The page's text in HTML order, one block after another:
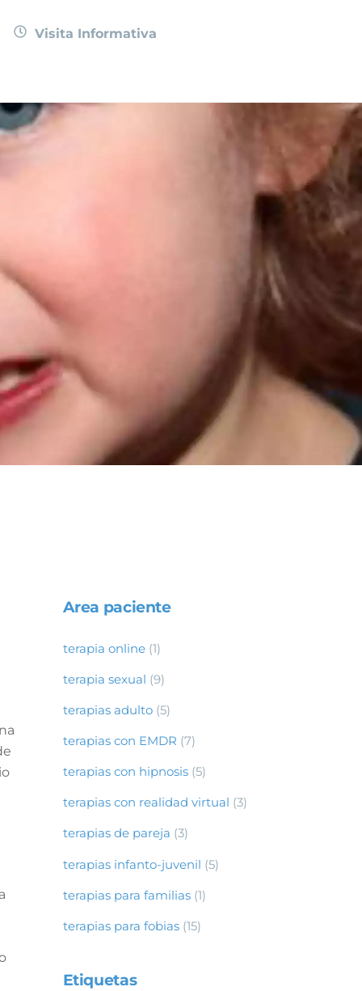
Visita Informativa
Area paciente
terapia online(1)
terapia sexual (9)
terapias adulto(5)
terapias con EMDR (7)
terapias con hipnosis(5)
terapias con realidad virtual (3)
terapias de pareja (3)
terapias infanto-juvenil (5)
terapias para familias(1)
terapias para fobias(15)
Etiquetas